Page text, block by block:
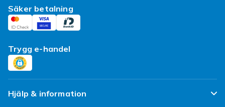
det kommer till resor och vårt bagage är det en
stor trygghet att veta att oavsett turbullens
eller kast med många väskor så kommer
väska. Och i dagens samhälle med detta stora
utbud av varor är det skönt att känna att det
finns kvalitet och stabilitet bakom namnet på
en produkt.
Säker betalning
Trygg e-handel
Hjälp & information